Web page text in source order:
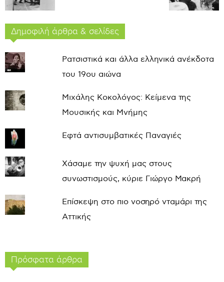
Δημοφιλή άρθρα & σελίδες
Ρατσιστικά και άλλα ελληνικά ανέκδοτα
του 19ου αιώνα
Μιχάλης Κοκολόγος: Κείμενα της
Μουσικής και Μνήμης
Εφτά αντισυμβατικές Παναγιές
Χάσαμε την ψυχή μας στους
συνωστισμούς, κύριε Γιώργο Μακρή
Επίσκεψη στο πιο νοσηρό νταμάρι της
Αττικής
Πρόσφατα άρθρα